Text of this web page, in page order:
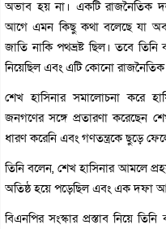
অভাব হয় না। একটি রাজনৈতিক দল,
আগে এমন কিছু কথা বলেছে যা
জাতি নাকি পথভ্রষ্ট ছিল। তবে
নিয়েছিল এবং এটি কোনো
শেখ হাসিনার সমালোচনা করে
জনগণের সঙ্গে প্রতারণা করেছেন
ধারণ করেনি এবং গণতন্ত্রকে ছুড়ে
তিনি বলেন, শেখ হাসিনার আমলে
অতিষ্ঠ হয়ে পড়েছিল এবং এক দফা
বিএনপির সংস্কার প্রস্তাব নিয়ে